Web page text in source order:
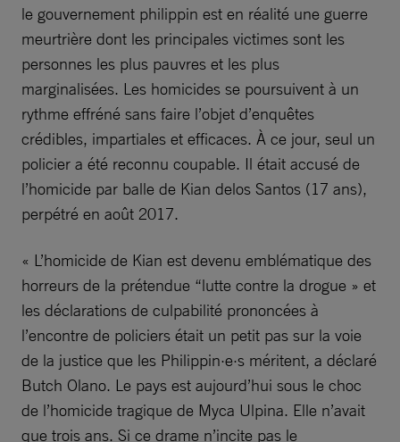
le gouvernement philippin est en réalité une guerre
meurtrière dont les principales victimes sont les
personnes les plus pauvres et les plus
marginalisées. Les homicides se poursuivent à un
rythme effréné sans faire l’objet d’enquêtes
crédibles, impartiales et efficaces. À ce jour, seul un
policier a été reconnu coupable. Il était accusé de
l’homicide par balle de Kian delos Santos (17 ans),
perpétré en août 2017.
« L’homicide de Kian est devenu emblématique des
horreurs de la prétendue “lutte contre la drogue » et
les déclarations de culpabilité prononcées à
l’encontre de policiers était un petit pas sur la voie
de la justice que les Philippin·e·s méritent, a déclaré
Butch Olano. Le pays est aujourd’hui sous le choc
de l’homicide tragique de Myca Ulpina. Elle n’avait
que trois ans. Si ce drame n’incite pas le